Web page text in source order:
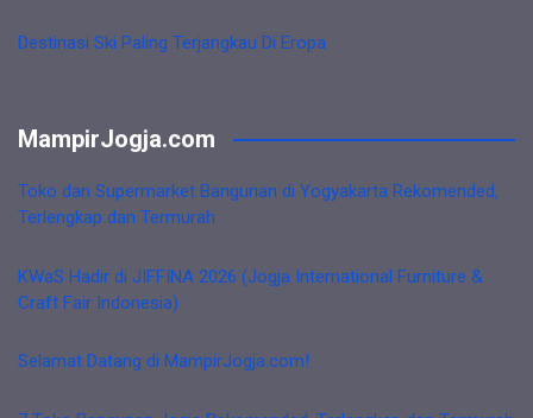
Destinasi Ski Paling Terjangkau Di Eropa
MampirJogja.com
Toko dan Supermarket Bangunan di Yogyakarta Rekomended,
Terlengkap dan Termurah
KWaS Hadir di JIFFINA 2026 (Jogja International Furniture &
Craft Fair Indonesia)
Selamat Datang di MampirJogja.com!